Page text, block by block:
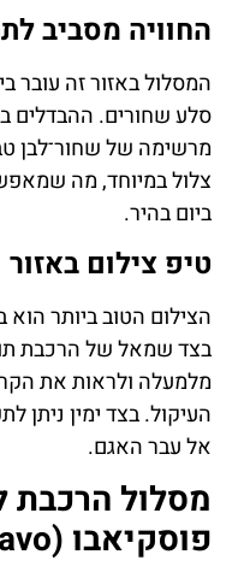
החוויה מסביב
המסלול באזור זה עובר
סלע שחורים. ההבדלים
מרשימה של שחור־לבן
צלול במיוחד, מה
ביום בהיר.
טיפ צילום באזור
הצילום הטוב ביותר
בצד שמאל של הרכבת
מלמעלה ולראות את
העיקול. בצד ימין ניתן
אל עבר האגם.
מסלול הרכבת
פוסקיאבו (Lago di Poschiavo)